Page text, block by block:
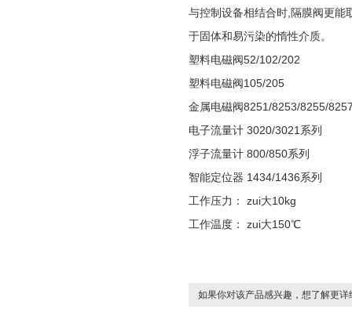
与控制设备相结合时,隔膜阀更能
于固体和易污染的惰性介质。
塑料电磁阀52/102/202
塑料电磁阀105/205
金属电磁阀8251/8253/8255/
电子流量计 3020/3021系列
浮子流量计 800/850系列
智能定位器 1434/1436系列
工作压力： zui大10kg
工作温度： zui大150℃
如果你对该产品感兴趣，想了解更详